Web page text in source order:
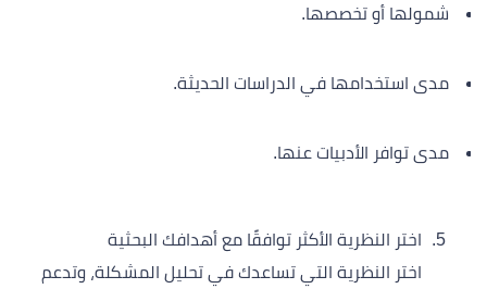
شمولها أو تخصصها.
مدى استخدامها في الدراسات الحديثة.
مدى توافر الأدبيات عنها.
اختر النظرية الأكثر توافقًا مع أهدافك البحثية
اختر النظرية التي تساعدك في تحليل المشكلة، وتدعم